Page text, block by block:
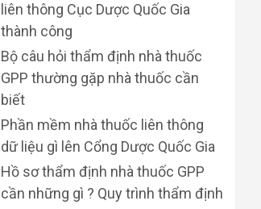
liên thông Cục Dược Quốc Gia
thành công
Bộ câu hỏi thẩm định nhà thuốc
GPP thường gặp nhà thuốc cần
biết
Phần mềm nhà thuốc liên thông
dữ liệu gì lên Cổng Dược Quốc Gia
Hồ sơ thẩm định nhà thuốc GPP
cần những gì ? Quy trình thẩm định